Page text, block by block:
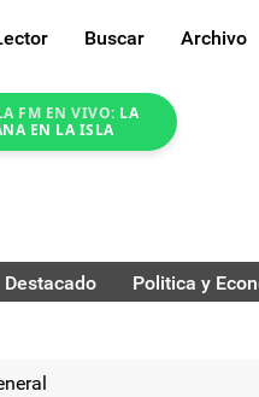
Buscar Archivo
FM EN VIVO: LA
EN LA ISLA
Destacado Politica y